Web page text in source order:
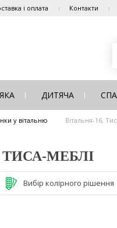
і оплата Контакти
ДИТЯЧА
у вітальню Вітальня-16,
ТИСА-МЕБЛІ
Вибір колірного рішення